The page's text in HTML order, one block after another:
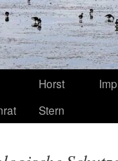
Horst
Stern